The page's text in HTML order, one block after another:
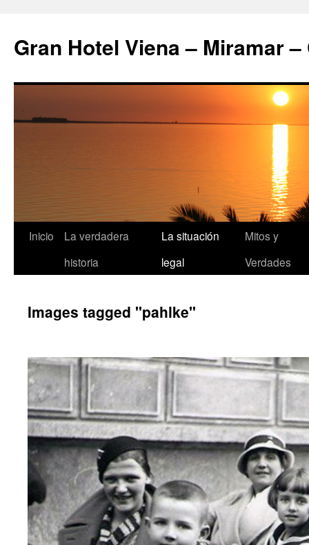
contenido
Gran Hotel Viena – Miramar
Inicio
La verdadera
historia
La situación
legal
Mitos y
Verdades
Images tagged "pahlke"